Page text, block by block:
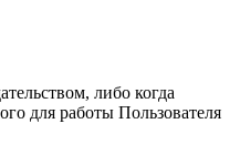
либо когда
для работы Пользователя